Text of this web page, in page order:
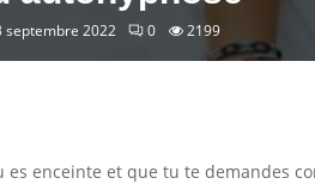
septembre 2022 0 2199
es enceinte et que tu te demandes